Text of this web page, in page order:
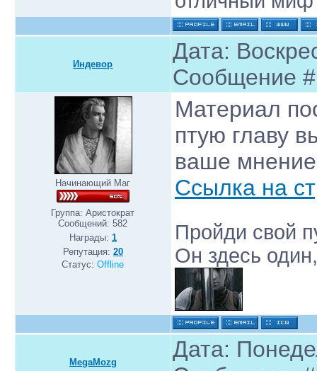
Индевор
Дата:
Сообщение
Начинающий Маг
Группа: Аристократ
Сообщений:582
Награды: 1
Репутация: 20
Статус:Offline
Материал
птую главу
ваше
Ссылка на
Пройди свой
Он здесь
MegaMozg
Дата: